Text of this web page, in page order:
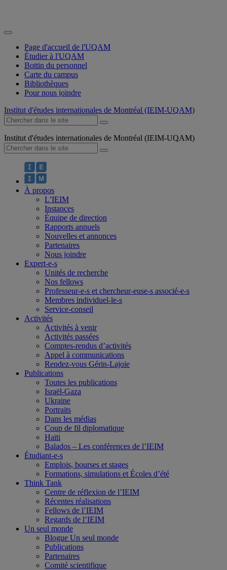
Page d'accueil de l'UQAM
Étudier à l'UQAM
Bottin du personnel
Carte du campus
Bibliothèques
Pour nous joindre
Institut d'études internationales de Montréal (IEIM-UQAM)
Institut d'études internationales de Montréal (IEIM-UQAM)
À propos
L’IEIM
Instances
Équipe de direction
Rapports annuels
Nouvelles et annonces
Partenaires
Nous joindre
Expert-e-s
Unités de recherche
Nos fellows
Professeur-e-s et chercheur-euse-s associé-e-s
Membres individuel-le-s
Service-conseil
Activités
Activités à venir
Activités passées
Comptes-rendus d’activités
Appel à communications
Rendez-vous Gérin-Lajoie
Publications
Toutes les publications
Israël-Gaza
Ukraine
Portraits
Dans les médias
Coup de fil diplomatique
Haïti
Balados – Les conférences de l’IEIM
Étudiant-e-s
Emplois, bourses et stages
Formations, simulations et Écoles d’été
Think Tank
Centre de réflexion de l’IEIM
Récentes réalisations
Fellows de l’IEIM
Regards de l’IEIM
Un seul monde
Blogue Un seul monde
Publications
Partenaires
Comité scientifique